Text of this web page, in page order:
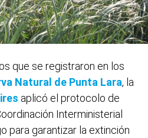
que se registraron en los
Natural de Punta Lara, la
aplicó el protocolo de
Interministerial
para garantizar la extinción